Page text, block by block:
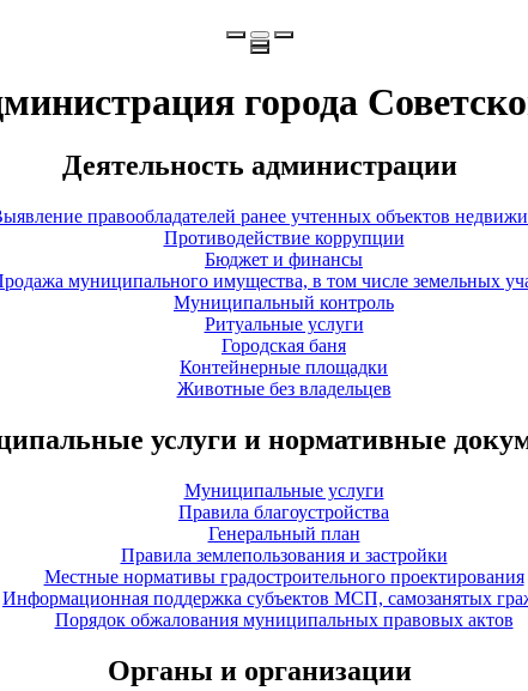
города
Деятельность администрации
правообладателей ранее учтенных объектов
Противодействие коррупции
Бюджет и финансы
муниципального имущества, в том числе земельных
Муниципальный контроль
Ритуальные услуги
Городская баня
Контейнерные площадки
Животные без владельцев
услуги и нормативные
Муниципальные услуги
Правила благоустройства
Генеральный план
Правила землепользования и застройки
Местные нормативы градостроительного проектирования
Информационная поддержка субъектов МСП, самозанятых
Порядок обжалования муниципальных правовых актов
Органы и организации